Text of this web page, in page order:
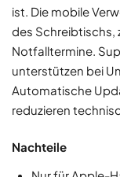
ist. Die mobile
des Schreibtischs,
Notfalltermine.
unterstützen bei
Automatische
reduzieren
Nachteile